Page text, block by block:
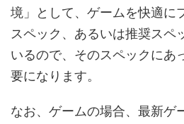
境」として、ゲームを快適に
スペック、あるいは推奨スペ
いるので、そのスペックにあ
要になります。
なお、ゲームの場合、最新ゲ